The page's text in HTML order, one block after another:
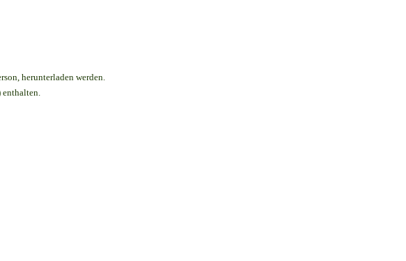
herunterladen werden.